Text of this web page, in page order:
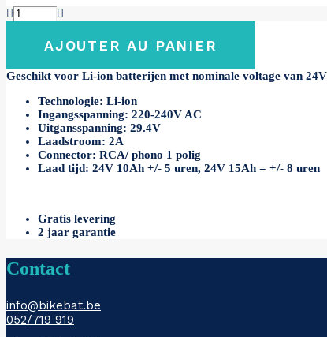
quantité
2A
RCA
phono
polig
AJOUTER AU PANIER
Geschikt voor Li-ion batterijen met nominale voltage van 24V
Technologie: Li-ion
Ingangsspanning: 220-240V AC
Uitgansspanning: 29.4V
Laadstroom: 2A
Connector: RCA/ phono 1 polig
Laad tijd: 24V 10Ah +/- 5 uren, 24V 15Ah = +/- 8 uren
Gratis levering
2 jaar garantie
Contact
info@bikebat.be
052/719 919